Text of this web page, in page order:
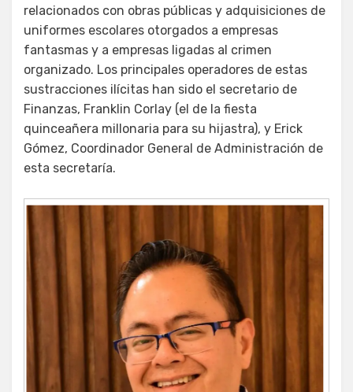
relacionados con obras públicas y adquisiciones de
uniformes escolares otorgados a empresas
fantasmas y a empresas ligadas al crimen
organizado. Los principales operadores de estas
sustracciones ilícitas han sido el secretario de
Finanzas, Franklin Corlay (el de la fiesta
quinceañera millonaria para su hijastra), y Erick
Gómez, Coordinador General de Administración de
esta secretaría.